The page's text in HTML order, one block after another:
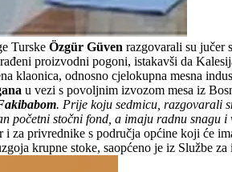
Turske Özgür Güven razgovarali su jučer
proizvodni pogoni, istakavši da
klaonica, odnosno cjelokupna mesna
u vezi s povoljnim izvozom mesa iz
. Prije koju sedmicu, razgovarali
početni stočni fond, a imaju radnu snagu
za privrednike s područja općine koji će
krupne stoke, saopćeno je iz Službe